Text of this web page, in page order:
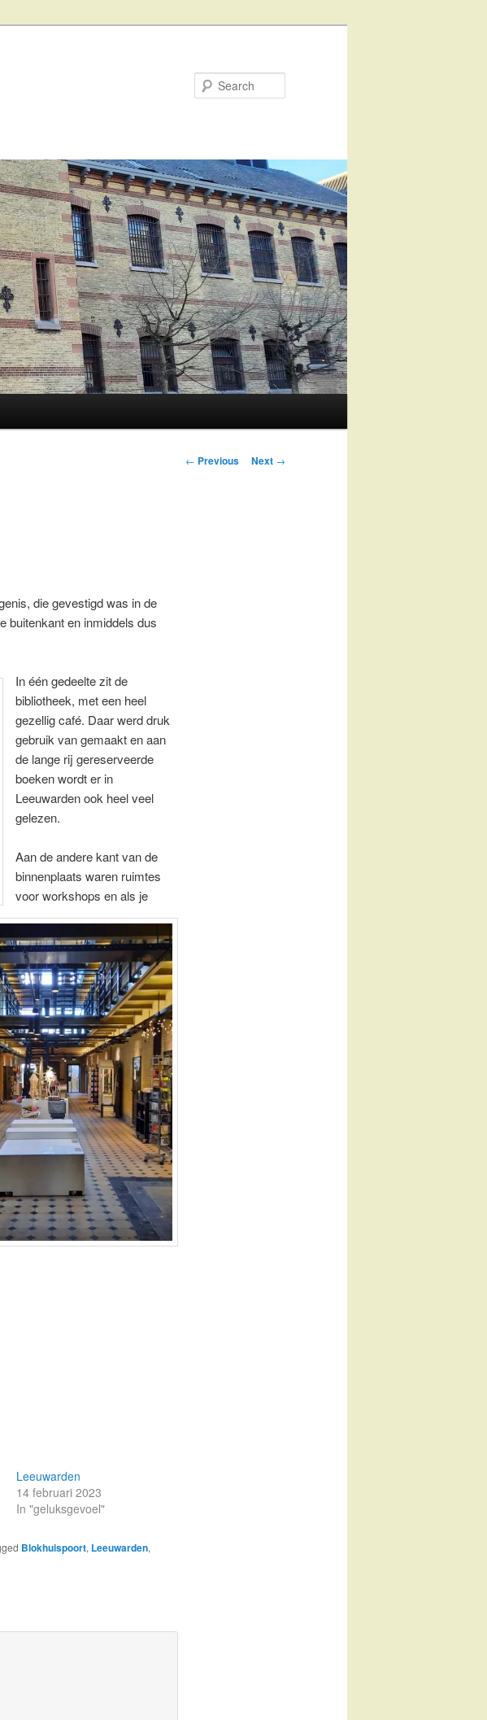
Post
← Previous Next →
die gevestigd was in de
buitenkant en inmiddels dus
In één gedeelte zit de
bibliotheek, met een heel
gezellig café. Daar werd druk
gebruik van gemaakt en aan
de lange rij gereserveerde
boeken wordt er in
Leeuwarden ook heel veel
gelezen.
Aan de andere kant van de
binnenplaats waren ruimtes
voor workshops en als je
Leeuwarden
14 februari 2023
In "geluksgevoel"
Blokhuispoort, Leeuwarden,